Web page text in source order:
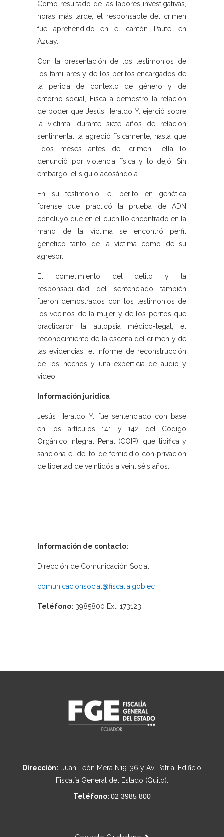
Como resultado de las labores investigativas,
horas más tarde, el responsable del crimen
fue aprehendido en el cantón Paute, en
Azuay.
Con la presentación de los testimonios de
los familiares y de los peritos encargados de
la pericia de contexto de género y de
entorno social, Fiscalía demostró la relación
de poder que Jesús Heraldo Y. ejerció sobre
la víctima: durante siete años de relación
sentimental la agredió físicamente, hasta que
–dos meses antes del crimen– ella lo
denunció por violencia física y lo dejó. Sin
embargo, él siguió acosándola.
En su testimonio, el perito en genética
forense que practicó la prueba de ADN
concluyó que en el cuchillo encontrado en la
mano de la víctima se encontró perfil
genético tanto de la víctima como de su
agresor.
El cometimiento del delito y la
responsabilidad del sentenciado también
fueron demostrados con los testimonios de
los vecinos de la mujer y de los peritos que
practicaron la autopsia médico-legal, el
reconocimiento de la escena del crimen y de
las evidencias, el informe de reconstrucción
de los hechos y una experticia de audio y
video.
Información jurídica
Jesús Heraldo Y. fue sentenciado con base
en los artículos 141 y 142 del Código
Orgánico Integral Penal (COIP), que tipifica y
sanciona el delito de femicidio con privación
de libertad de veintidós a veintiséis años.
Información de contacto:
Dirección de Comunicación Social
comunicacionsocial@fiscalia.gob.ec
Teléfono: 3985800 Ext. 173123
Dirección: Juan León Mera N19-36 y Av. Patria, Edificio
Fiscalía General del Estado (Quito).
Teléfono: 02 3985 800